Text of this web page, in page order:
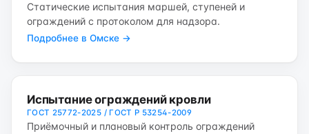
Статические испытания маршей, ступеней и
ограждений с протоколом для надзора.
Подробнее в Омске →
Испытание ограждений кровли
ГОСТ 25772-2025 / ГОСТ Р 53254-2009
Приёмочный и плановый контроль ограждений